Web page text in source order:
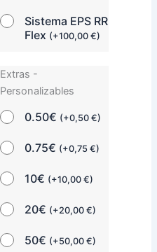
Sistema EPS RR
Flex (+100,00€)
Extras -
Personalizables
0.50€ (+0,50€)
0.75€ (+0,75€)
10€ (+10,00€)
20€ (+20,00€)
50€ (+50,00€)